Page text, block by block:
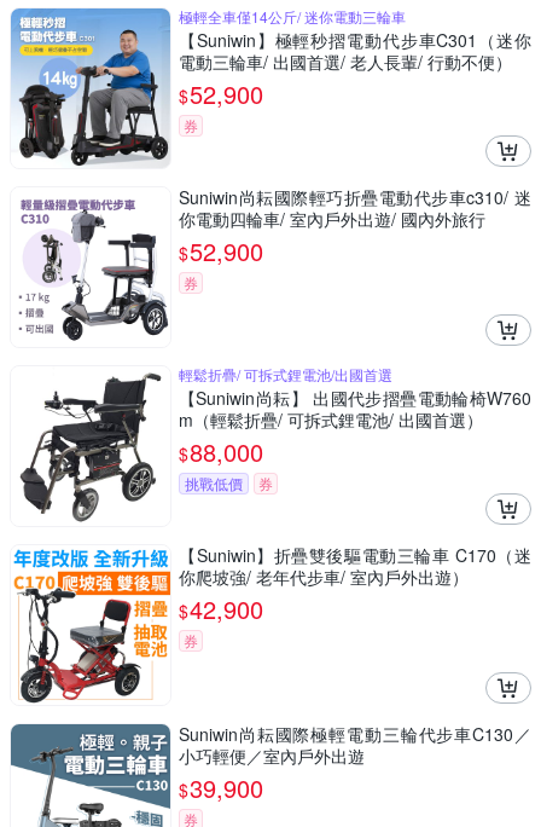
極輕全車僅14公斤/ 迷你電動三輪車
【Suniwin】極輕秒摺電動代步車C301（迷你
電動三輪車/ 出國首選/ 老人長輩/ 行動不便）
$52,900
券
Suniwin尚耘國際輕巧折疊電動代步車c310/ 迷
你電動四輪車/ 室內戶外出遊/ 國內外旅行
$52,900
券
輕鬆折疊/ 可拆式鋰電池/出國首選
【Suniwin尚耘】 出國代步摺疊電動輪椅W760
m（輕鬆折疊/ 可拆式鋰電池/ 出國首選）
$88,000
挑戰低價 券
【Suniwin】折疊雙後驅電動三輪車 C170（迷
你爬坡強/ 老年代步車/ 室內戶外出遊）
$42,900
券
Suniwin尚耘國際極輕電動三輪代步車C130／
小巧輕便／室內戶外出遊
$39,900
券